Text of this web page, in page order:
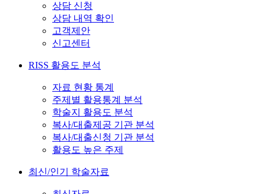
상담 신청
상담 내역 확인
고객제안
신고센터
RISS 활용도 분석
자료 현황 통계
주제별 활용통계 분석
학술지 활용도 분석
복사/대출제공 기관 분석
복사/대출신청 기관 분석
활용도 높은 주제
최신/인기 학술자료